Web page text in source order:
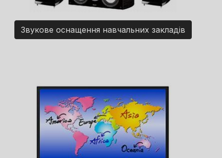
Звукове оснащення навчальних закладів